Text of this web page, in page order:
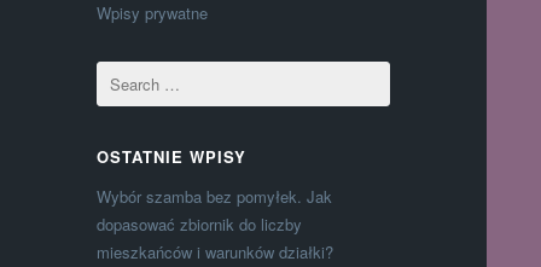
Wpisy prywatne
OSTATNIE WPISY
Wybór szamba bez pomyłek. Jak
dopasować zbiornik do liczby
mieszkańców i warunków działki?